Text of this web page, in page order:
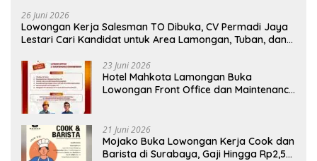
26 Juni 2026
Lowongan Kerja Salesman TO Dibuka, CV Permadi Jaya
Lestari Cari Kandidat untuk Area Lamongan, Tuban, dan
23 Juni 2026
Hotel Mahkota Lamongan Buka
Lowongan Front Office dan Maintenance
21 Juni 2026
Mojako Buka Lowongan Kerja Cook dan
Barista di Surabaya, Gaji Hingga Rp2,5